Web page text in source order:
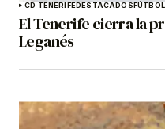
CD TENERIFEDESTACADOS FÚTBOL
El Tenerife cierra la
Leganés